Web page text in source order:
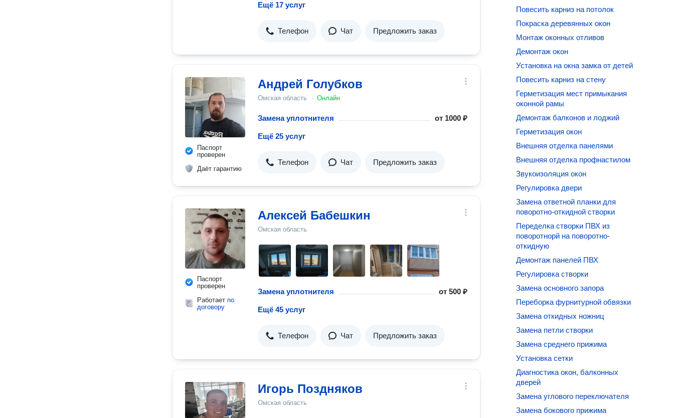
Ещё 17 услуг
Телефон Чат Предложить заказ
Паспорт
проверен
Даёт гарантию
Андрей Голубков
Омская область · Онлайн
Замена уплотнителя от 1000 ₽
Ещё 25 услуг
Телефон Чат Предложить заказ
Паспорт
проверен
Работает по
договору
Алексей Бабешкин
Омская область
Замена уплотнителя от500 ₽
Ещё 45 услуг
Телефон Чат Предложить заказ
Игорь Поздняков
Омская область
Повесить карниз на потолок
Покраска деревянных окон
Монтаж оконных отливов
Демонтаж окон
Установка на окна замка от детей
Повесить карниз на стену
Герметизация мест примыкания
оконной рамы
Демонтаж балконов и лоджий
Герметизация окон
Внешняя отделка панелями
Внешняя отделка профнастилом
Звукоизоляция окон
Регулировка двери
Замена ответной планки для
поворотно-откидной створки
Переделка створки ПВХ из
поворотнорй на поворотно-
откидную
Демонтаж панелей ПВХ
Регулировка створки
Замена основного запора
Переборка фурнитурной обвязки
Замена откидных ножниц
Замена петли створки
Замена среднего прижима
Установка сетки
Диагностика окон, балконных
дверей
Замена углового переключателя
Замена бокового прижима